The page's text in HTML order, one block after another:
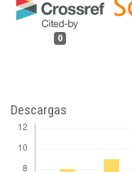
0
Descargas